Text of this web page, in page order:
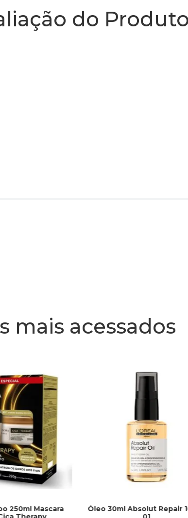
do
mais acessados
250ml Mascara
Óleo 30ml Absolut Repair